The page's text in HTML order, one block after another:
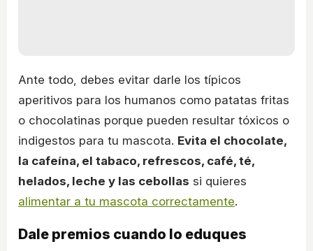
Ante todo, debes evitar darle los típicos
aperitivos para los humanos como patatas fritas
o chocolatinas porque pueden resultar tóxicos o
indigestos para tu mascota. Evita el chocolate,
la cafeína, el tabaco, refrescos, café, té,
helados, leche y las cebollas si quieres
alimentar a tu mascota correctamente.
Dale premios cuando lo eduques